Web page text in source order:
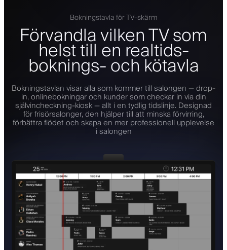
Bokningstavla för TV-skärm
Förvandla vilken TV som
helst till en realtids-
boknings- och kötavla
Bokningstavlan visar alla som kommer till salongen — drop-
in, onlinebokningar och kunder som checkar in via din
självincheckning-kiosk — allt i en tydlig tidslinje. Designad
för frisörsalonger, den hjälper till att minska förvirring,
förbättra flödet och skapa en mer professionell upplevelse
i salongen